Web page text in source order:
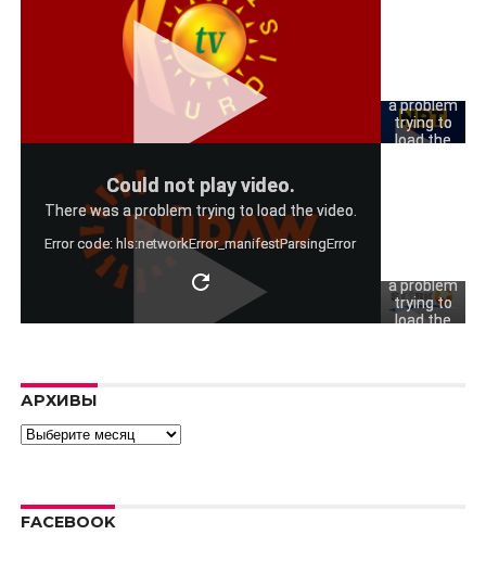
a problem
trying to
load the
Could not play video.
There was a problem trying to load the video.
Error code: hls:networkError_manifestParsingError
a problem
trying to
load the
АРХИВЫ
Архивы
FACEBOOK